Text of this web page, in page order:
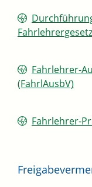
Fahrlehrergesetz
Fahrlehrer-
(FahrlAusbV)
Fahrlehrer-